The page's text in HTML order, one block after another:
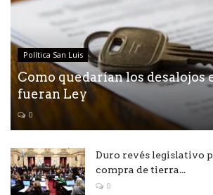
Política San Luis
Como quedarían los desalojos
fueran Ley
0
Duro revés legislativo
compra de tierra...
0